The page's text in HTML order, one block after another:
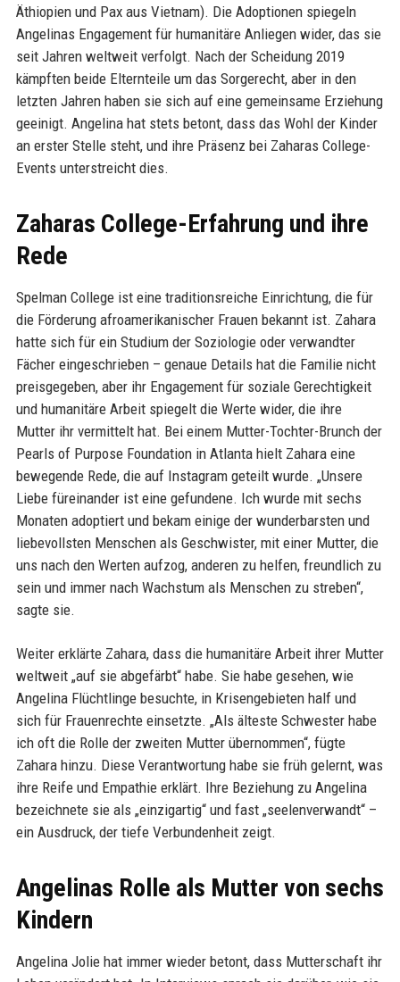
Äthiopien und Pax aus Vietnam). Die Adoptionen spiegeln
Angelinas Engagement für humanitäre Anliegen wider, das sie
seit Jahren weltweit verfolgt. Nach der Scheidung 2019
kämpften beide Elternteile um das Sorgerecht, aber in den
letzten Jahren haben sie sich auf eine gemeinsame Erziehung
geeinigt. Angelina hat stets betont, dass das Wohl der Kinder
an erster Stelle steht, und ihre Präsenz bei Zaharas College-
Events unterstreicht dies.
Zaharas College-Erfahrung und ihre
Rede
Spelman College ist eine traditionsreiche Einrichtung, die für
die Förderung afroamerikanischer Frauen bekannt ist. Zahara
hatte sich für ein Studium der Soziologie oder verwandter
Fächer eingeschrieben – genaue Details hat die Familie nicht
preisgegeben, aber ihr Engagement für soziale Gerechtigkeit
und humanitäre Arbeit spiegelt die Werte wider, die ihre
Mutter ihr vermittelt hat. Bei einem Mutter-Tochter-Brunch der
Pearls of Purpose Foundation in Atlanta hielt Zahara eine
bewegende Rede, die auf Instagram geteilt wurde. „Unsere
Liebe füreinander ist eine gefundene. Ich wurde mit sechs
Monaten adoptiert und bekam einige der wunderbarsten und
liebevollsten Menschen als Geschwister, mit einer Mutter, die
uns nach den Werten aufzog, anderen zu helfen, freundlich zu
sein und immer nach Wachstum als Menschen zu streben“,
sagte sie.
Weiter erklärte Zahara, dass die humanitäre Arbeit ihrer Mutter
weltweit „auf sie abgefärbt“ habe. Sie habe gesehen, wie
Angelina Flüchtlinge besuchte, in Krisengebieten half und
sich für Frauenrechte einsetzte. „Als älteste Schwester habe
ich oft die Rolle der zweiten Mutter übernommen“, fügte
Zahara hinzu. Diese Verantwortung habe sie früh gelernt, was
ihre Reife und Empathie erklärt. Ihre Beziehung zu Angelina
bezeichnete sie als „einzigartig“ und fast „seelenverwandt“ –
ein Ausdruck, der tiefe Verbundenheit zeigt.
Angelinas Rolle als Mutter von sechs
Kindern
Angelina Jolie hat immer wieder betont, dass Mutterschaft ihr